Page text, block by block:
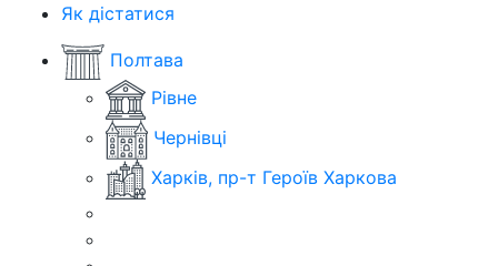
Як дістатися
Полтава
Рівне
Чернівці
Харків, пр-т Героїв Харкова